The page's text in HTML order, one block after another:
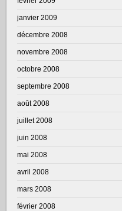
janvier 2009
décembre 2008
novembre 2008
octobre 2008
septembre 2008
août 2008
juillet 2008
juin 2008
mai 2008
avril 2008
mars 2008
février 2008